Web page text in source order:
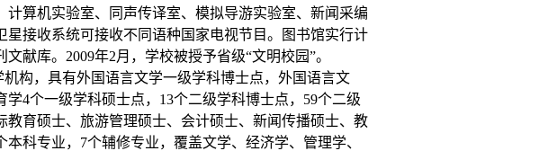
算机实验室、同声传译室、模拟导游实验室、新闻采编
星接收系统可接收不同语种国家电视节目。图书馆实行计
献库。2009年2月，学校被授予省级“文明校园”。
构，具有外国语言文学一级学科博士点，外国语言文
4个一级学科硕士点，13个二级学科博士点，59个二级
教育硕士、旅游管理硕士、会计硕士、新闻传播硕士、教
科专业，7个辅修专业，覆盖文学、经济学、管理学、